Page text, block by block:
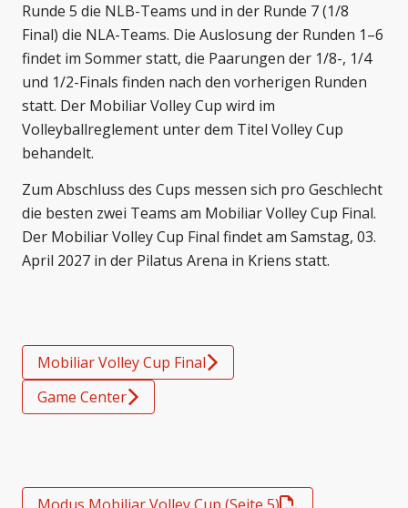
Runde 5 die NLB-Teams und in der Runde 7 (1/8
Final) die NLA-Teams. Die Auslosung der Runden 1–6
findet im Sommer statt, die Paarungen der 1/8-, 1/4
und 1/2-Finals finden nach den vorherigen Runden
statt. Der Mobiliar Volley Cup wird im
Volleyballreglement unter dem Titel Volley Cup
behandelt.
Zum Abschluss des Cups messen sich pro Geschlecht
die besten zwei Teams am Mobiliar Volley Cup Final.
Der Mobiliar Volley Cup Final findet am Samstag, 03.
April 2027 in der Pilatus Arena in Kriens statt.
Mobiliar Volley Cup Final
Game Center